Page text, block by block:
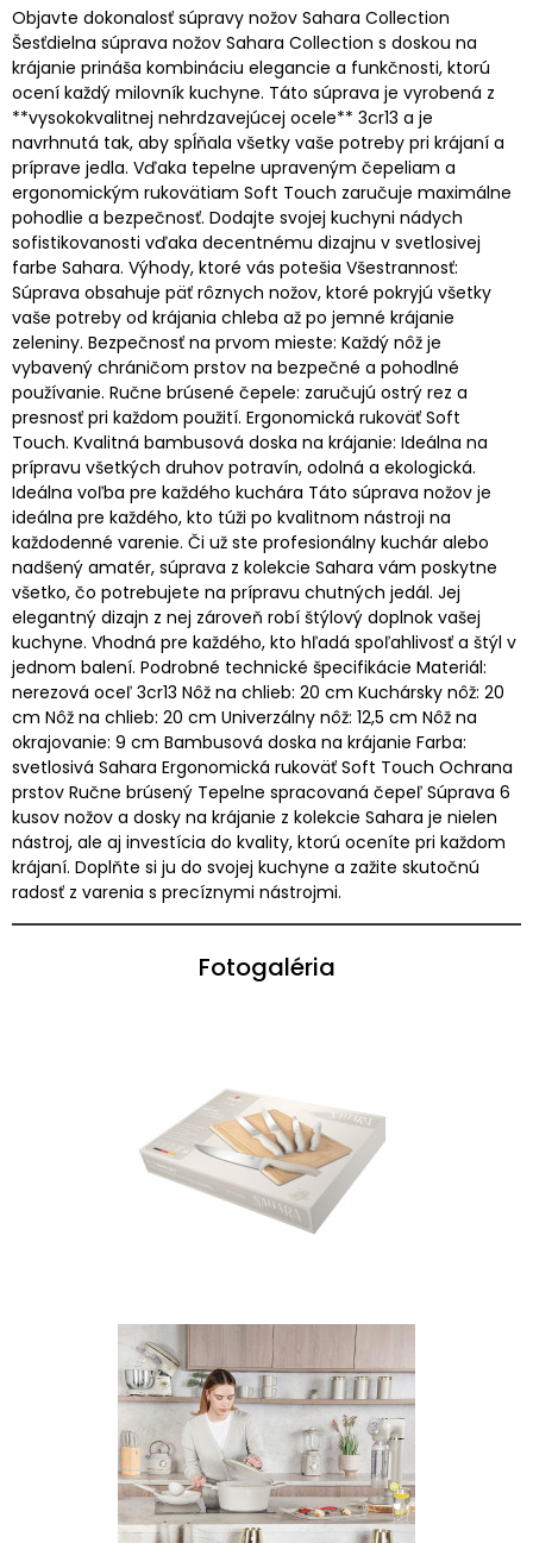
Objavte dokonalosť súpravy nožov Sahara Collection
Šesťdielna súprava nožov Sahara Collection s doskou na
krájanie prináša kombináciu elegancie a funkčnosti, ktorú
ocení každý milovník kuchyne. Táto súprava je vyrobená z
**vysokokvalitnej nehrdzavejúcej ocele** 3cr13 a je
navrhnutá tak, aby spĺňala všetky vaše potreby pri krájaní a
príprave jedla. Vďaka tepelne upraveným čepeliam a
ergonomickým rukovätiam Soft Touch zaručuje maximálne
pohodlie a bezpečnosť. Dodajte svojej kuchyni nádych
sofistikovanosti vďaka decentnému dizajnu v svetlosivej
farbe Sahara. Výhody, ktoré vás potešia Všestrannosť:
Súprava obsahuje päť rôznych nožov, ktoré pokryjú všetky
vaše potreby od krájania chleba až po jemné krájanie
zeleniny. Bezpečnosť na prvom mieste: Každý nôž je
vybavený chráničom prstov na bezpečné a pohodlné
používanie. Ručne brúsené čepele: zaručujú ostrý rez a
presnosť pri každom použití. Ergonomická rukoväť Soft
Touch. Kvalitná bambusová doska na krájanie: Ideálna na
prípravu všetkých druhov potravín, odolná a ekologická.
Ideálna voľba pre každého kuchára Táto súprava nožov je
ideálna pre každého, kto túži po kvalitnom nástroji na
každodenné varenie. Či už ste profesionálny kuchár alebo
nadšený amatér, súprava z kolekcie Sahara vám poskytne
všetko, čo potrebujete na prípravu chutných jedál. Jej
elegantný dizajn z nej zároveň robí štýlový doplnok vašej
kuchyne. Vhodná pre každého, kto hľadá spoľahlivosť a štýl v
jednom balení. Podrobné technické špecifikácie Materiál:
nerezová oceľ 3cr13 Nôž na chlieb: 20 cm Kuchársky nôž: 20
cm Nôž na chlieb: 20 cm Univerzálny nôž: 12,5 cm Nôž na
okrajovanie: 9 cm Bambusová doska na krájanie Farba:
svetlosivá Sahara Ergonomická rukoväť Soft Touch Ochrana
prstov Ručne brúsený Tepelne spracovaná čepeľ Súprava 6
kusov nožov a dosky na krájanie z kolekcie Sahara je nielen
nástroj, ale aj investícia do kvality, ktorú oceníte pri každom
krájaní. Doplňte si ju do svojej kuchyne a zažite skutočnú
radosť z varenia s precíznymi nástrojmi.
Fotogaléria